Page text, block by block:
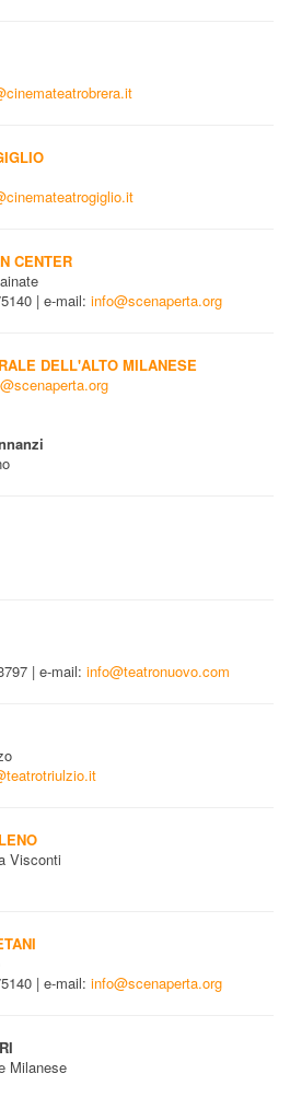
CENTER
| e-mail: info@scenaperta.org
DELL'ALTO MILANESE
| e-mail: info@teatronuovo.com
Visconti
| e-mail: info@scenaperta.org
Milanese